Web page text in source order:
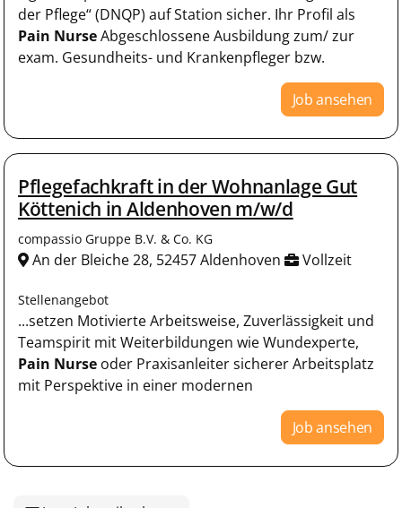
der Pflege“ (DNQP) auf Station sicher. Ihr Profil als
Pain NurseAbgeschlossene Ausbildung zum/ zur
exam. Gesundheits- und Krankenpfleger bzw.
Job ansehen
Pflegefachkraft in der Wohnanlage Gut
Köttenich in Aldenhoven m/w/d
compassio Gruppe B.V. & Co. KG
An der Bleiche 28, 52457 Aldenhoven Vollzeit
Stellenangebot
...setzen Motivierte Arbeitsweise, Zuverlässigkeit und
Teamspirit mit Weiterbildungen wie Wundexperte,
Pain Nurse oder Praxisanleiter sicherer Arbeitsplatz
mit Perspektive in einer modernen
Job ansehen